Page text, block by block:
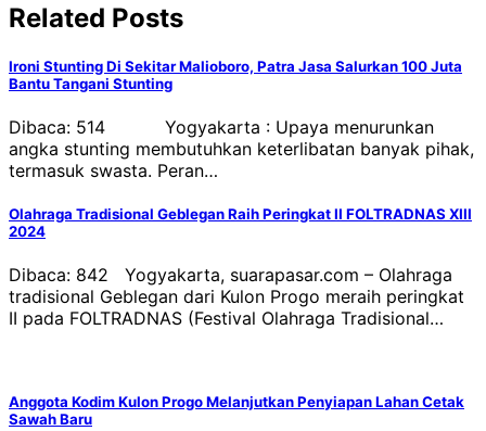
Related Posts
Ironi Stunting Di Sekitar Malioboro, Patra Jasa Salurkan 100 Juta
Bantu Tangani Stunting
Dibaca: 514 Yogyakarta : Upaya menurunkan
angka stunting membutuhkan keterlibatan banyak pihak,
termasuk swasta. Peran…
Olahraga Tradisional Geblegan Raih Peringkat II FOLTRADNAS XIII
2024
Dibaca: 842 Yogyakarta, suarapasar.com – Olahraga
tradisional Geblegan dari Kulon Progo meraih peringkat
II pada FOLTRADNAS (Festival Olahraga Tradisional…
Anggota Kodim Kulon Progo Melanjutkan Penyiapan Lahan Cetak
Sawah Baru